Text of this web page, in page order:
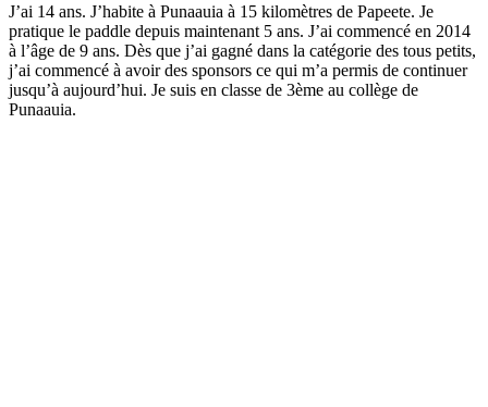
J’ai 14 ans. J’habite à Punaauia à 15 kilomètres de Papeete. Je
pratique le paddle depuis maintenant 5 ans. J’ai commencé en 2014
à l’âge de 9 ans. Dès que j’ai gagné dans la catégorie des tous petits,
j’ai commencé à avoir des sponsors ce qui m’a permis de continuer
jusqu’à aujourd’hui. Je suis en classe de 3ème au collège de
Punaauia.